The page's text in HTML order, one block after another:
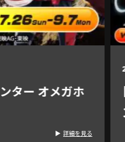
ター オメガホ
詳細を見る